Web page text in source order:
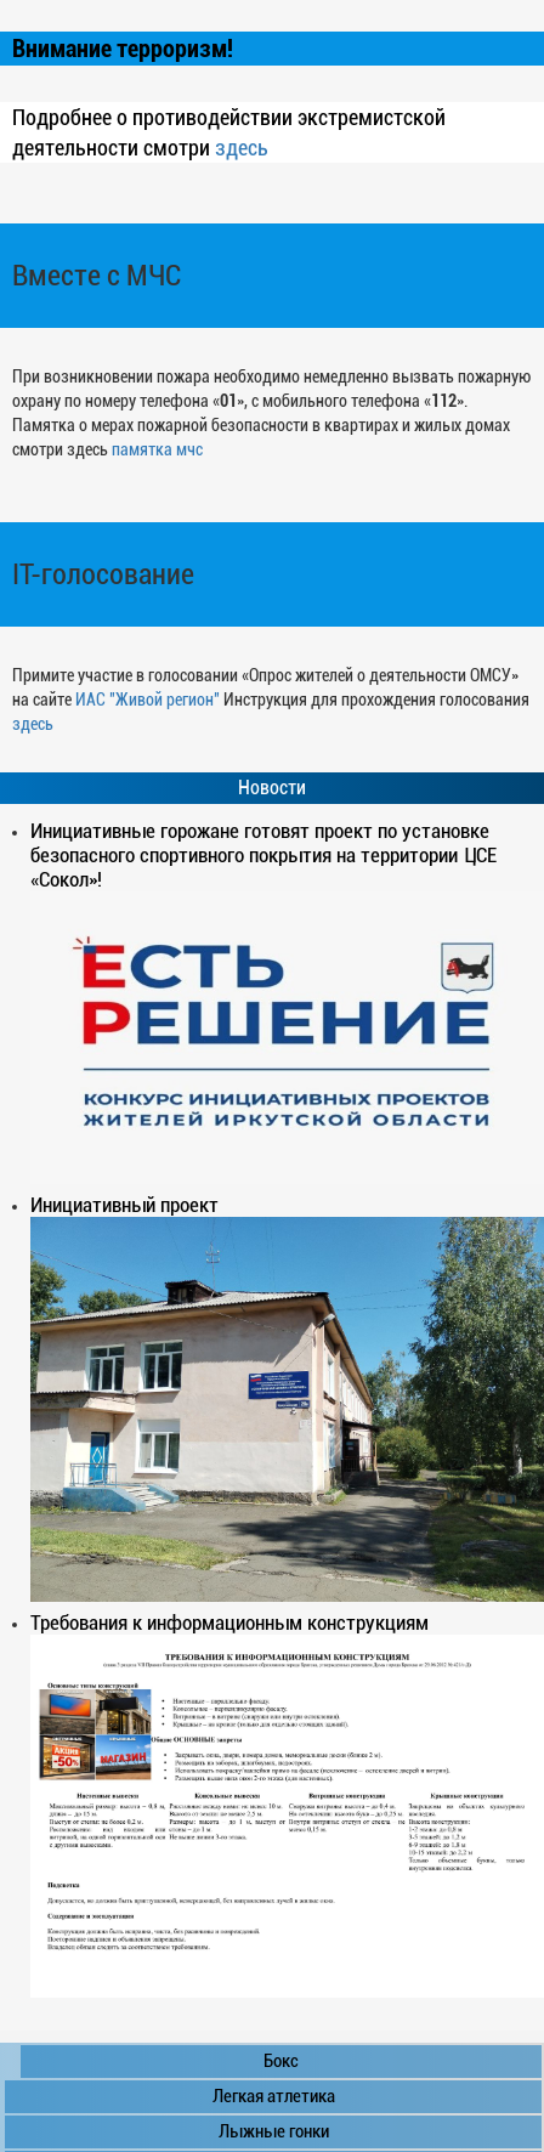
Внимание терроризм!
Подробнее о противодействии экстремистской
деятельности смотри здесь
Вместе с МЧС
При возникновении пожара необходимо немедленно вызвать пожарную
охрану по номеру телефона «01 », с мобильного телефона «112».
Памятка о мерах пожарной безопасности в квартирах и жилых домах
смотри здесьпамятка мчс
IT-голосование
Примите участие в голосовании «Опрос жителей о деятельности ОМСУ»
на сайте ИАС "Живой регион" Инструкция для прохождения голосования
здесь
Новости
Инициативные горожане готовят проект по установке
безопасного спортивного покрытия на территории ЦСЕ
«Сокол»!
Инициативный проект
Требования к информационным конструкциям
Бокс
Легкая атлетика
Лыжные гонки